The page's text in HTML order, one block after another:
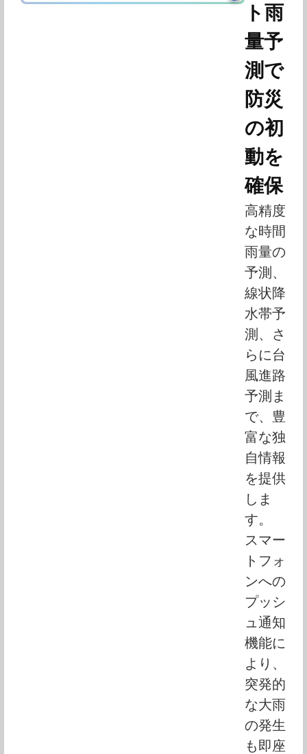
ト雨
量予
測で
防災
の初
動を
確保
高精度
な時間
雨量の
予測、
線状降
水帯予
測、さ
らに台
風進路
予測ま
で、豊
富な独
自情報
を提供
しま
す。
スマー
トフォ
ンへの
プッシ
ュ通知
機能に
より、
突発的
な大雨
の発生
も即座